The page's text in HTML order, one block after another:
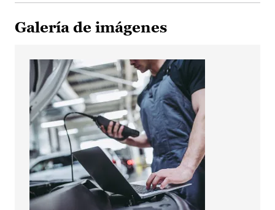
Galería de imágenes